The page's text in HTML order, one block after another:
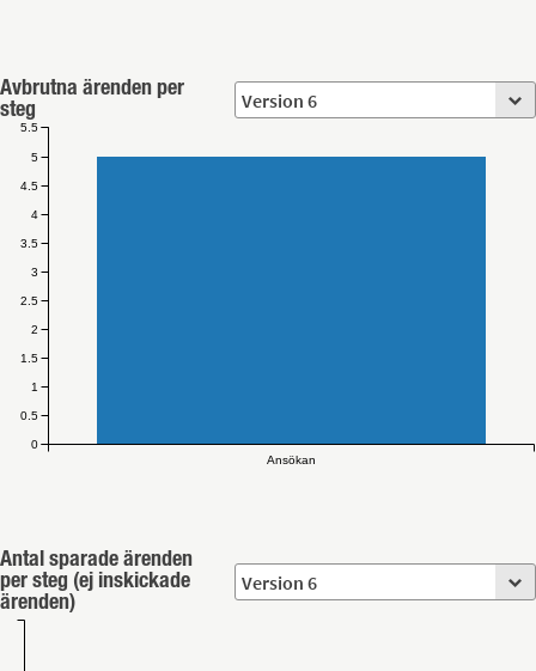
Avbrutna ärenden per
steg
Ansökan
0
0.5
1
1.5
2
2.5
3
3.5
4
4.5
5
5.5
Antal sparade ärenden
per steg (ej inskickade
ärenden)